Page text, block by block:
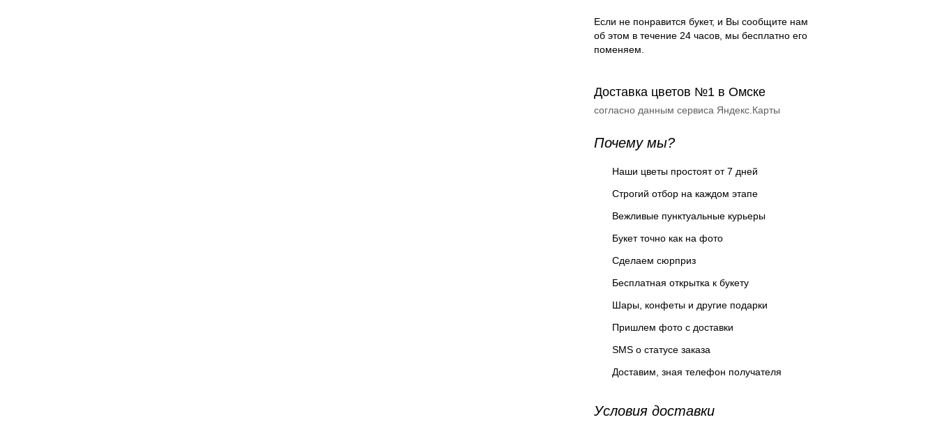
Если не понравится букет, и Вы сообщите нам
об этом в течение 24 часов, мы бесплатно его
поменяем.
Доставка цветов №1 в Омске
согласно данным сервиса Яндекс.Карты
Почему мы?
Наши цветы простоят от 7 дней
Строгий отбор на каждом этапе
Вежливые пунктуальные курьеры
Букет точно как на фото
Сделаем сюрприз
Бесплатная открытка к букету
Шары, конфеты и другие подарки
Пришлем фото с доставки
SMS о статусе заказа
Доставим, зная телефон получателя
Условия доставки